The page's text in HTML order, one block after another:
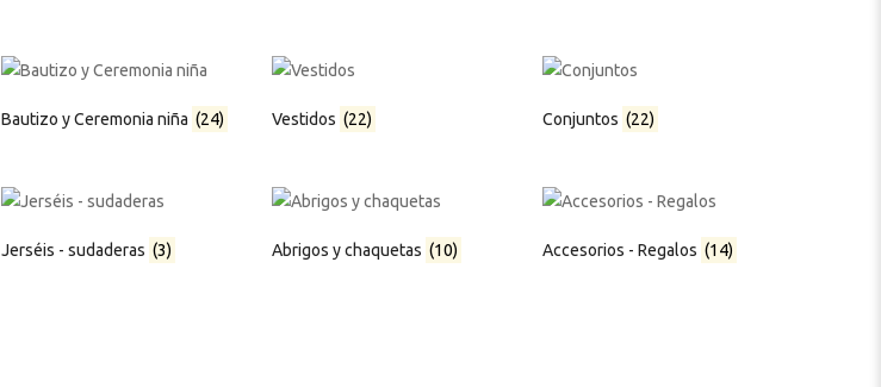
Bautizo y Ceremonia niña (24) Vestidos (22) Conjuntos (22)
Jerséis - sudaderas (3) Abrigos y chaquetas (10) Accesorios - Regalos (14)